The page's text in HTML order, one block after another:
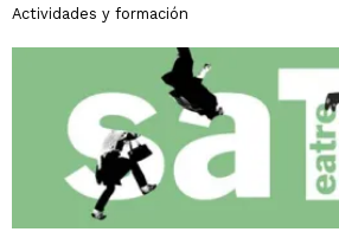
Actividades y formación